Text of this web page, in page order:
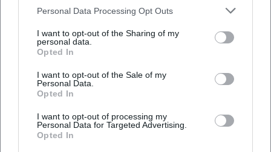
Personal Data Processing Opt Outs
I want to opt-out of the Sharing of my
personal data.
Opted In
I want to opt-out of the Sale of my
Personal Data.
Opted In
I want to opt-out of processing my
Personal Data for Targeted Advertising.
Opted In
Ausstellungsort, sondern auch ein Servicepunkt im
Vorfeld abgeholt: mit klaren Angaben zu
Öffnungszeiten, Tickets, Kontakt und Anfahrt. Wer
eine Führung durch Museumspersonal buchen
möchte, erhält ein Angebot für Gruppen bis zu 25
Für Bildungseinrichtungen gelten nochmals
besondere Konditionen, die je nach Programm ab
PUSTEBLUME?! Art by Angela M. Flaig
Angela M. Flaig präsentiert ihre faszinierenden Werke in der
Ausstellung PUSTEBLUME?! im Stadtmuseum Deggendorf.
Vernissage am 18.09.2026.